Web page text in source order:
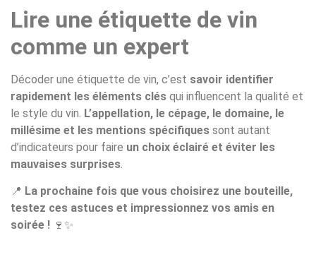
Lire une étiquette de vin
comme un expert
Décoder une étiquette de vin, c’est savoir identifier
rapidement les éléments clés qui influencent la qualité et
le style du vin. L’appellation, le cépage, le domaine, le
millésime et les mentions spécifiques sont autant
d’indicateurs pour faire un choix éclairé et éviter les
mauvaises surprises.
📍 La prochaine fois que vous choisirez une bouteille,
testez ces astuces et impressionnez vos amis en
soirée ! 🍷✨